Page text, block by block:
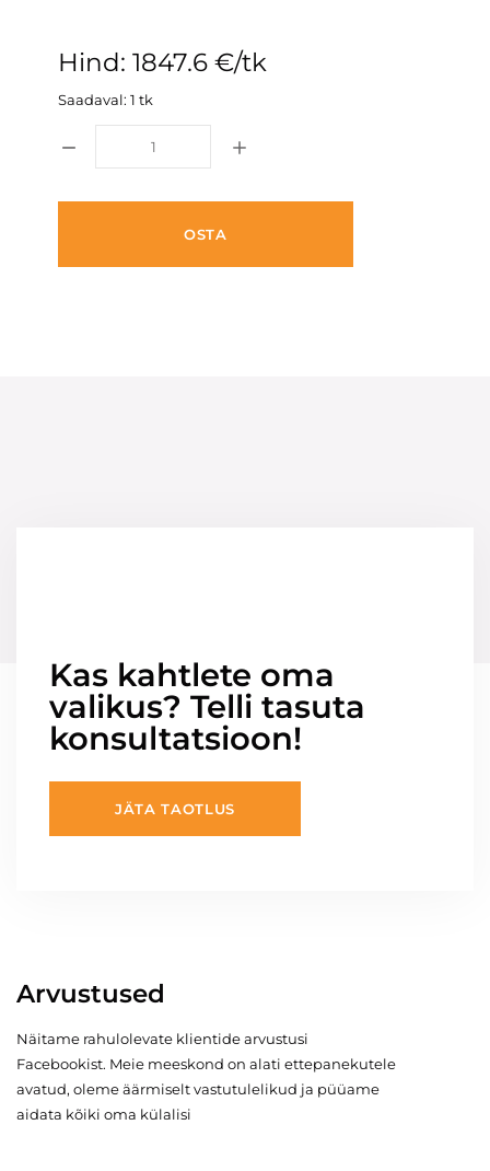
Hind: 1847.6 €/tk
Saadaval: 1 tk
OSTA
Kas kahtlete oma
valikus? Telli tasuta
konsultatsioon!
JÄTA TAOTLUS
Arvustused
Näitame rahulolevate klientide arvustusi
Facebookist. Meie meeskond on alati ettepanekutele
avatud, oleme äärmiselt vastutulelikud ja püüame
aidata kõiki oma külalisi